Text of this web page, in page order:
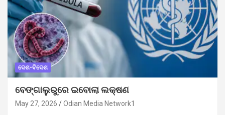
ଦେଶ-ବିଦେଶ
ବେଙ୍ଗାଲୁରୁରେ ଇବୋଲା ଲକ୍ଷଣ
May 27, 2026 Odian Media Network1